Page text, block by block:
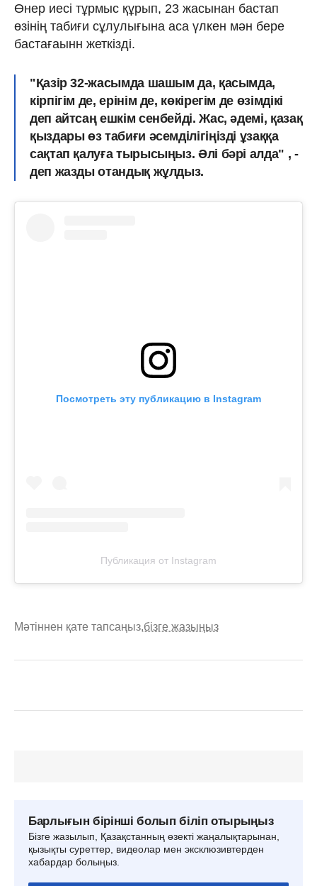
Өнер иесі тұрмыс құрып, 23 жасынан бастап
өзінің табиғи сұлулығына аса үлкен мән бере
бастағаынн жеткізді.
"Қазір 32-жасымдашашым да, қасымда,
кірпігім де, ерінім де, көкірегім де өзімдікі
деп айтсаң ешкім сенбейді. Жас, әдемі, қазақ
қыздары өз табиғи әсемділігіңізді ұзаққа
сақтап қалуға тырысыңыз. Әлі бәрі алда" , -
деп жазды отандық жұлдыз.
Посмотреть эту публикацию в Instagram
Публикация от Instagram
Мәтіннен қате тапсаңыз,бізге жазыңыз
Барлығын бірінші болып біліп отырыңыз
Бізге жазылып, Қазақстанның өзекті жаңалықтарынан,
қызықты суреттер, видеолар мен эксклюзивтерден
хабардар болыңыз.